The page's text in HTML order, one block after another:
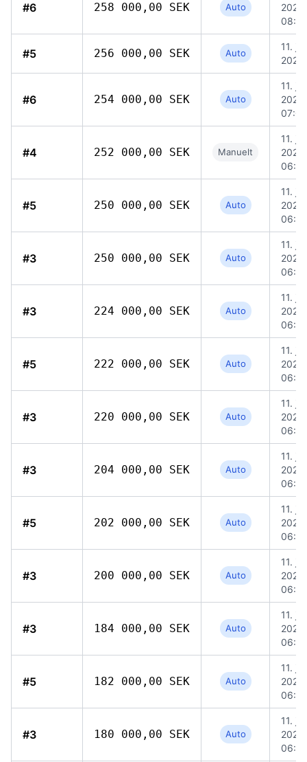
#6 258 000,00 SEK Auto
2026,
08:07
#5 256 000,00 SEK Auto
11.
#6 254 000,00 SEK Auto
11.
2026,
07:07
#4 252 000,00 SEK Manuelt
11.
2026,
#5 250 000,00 SEK Auto
11.
2026,
#3 250 000,00 SEK Auto
11.
2026,
#3 224 000,00 SEK Auto
11.
2026,
#5 222 000,00 SEK Auto
11.
2026,
#3 220 000,00 SEK Auto
11.
2026,
#3 204 000,00 SEK Auto
11.
2026,
#5 202 000,00 SEK Auto
11.
2026,
#3 200 000,00 SEK Auto
11.
2026,
#3 184 000,00 SEK Auto
11.
2026,
#5 182 000,00 SEK Auto
11.
2026,
#3 180 000,00 SEK Auto
11.
2026,